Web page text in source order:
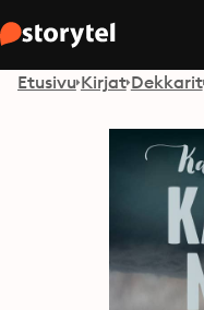
Etusivu Kirjat Dekkarit